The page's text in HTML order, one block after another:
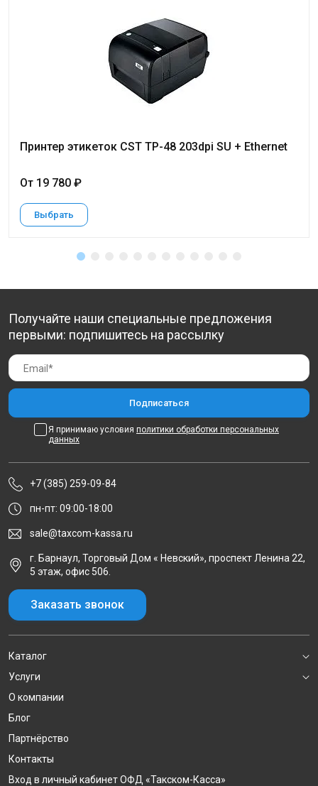
Принтер этикеток CST TP-48 203dpi SU + Ethernet
От 19 780 ₽
Выбрать
Получайте наши специальные предложения
первыми: подпишитесь на рассылку
Я принимаю условия политики обработки персональных
данных
+7 (385) 259-09-84
пн-пт: 09:00-18:00
sale@taxcom-kassa.ru
г. Барнаул, Торговый Дом « Невский», проспект Ленина 22,
5 этаж, офис 506.
Заказать звонок
Каталог
Услуги
О компании
Блог
Партнёрство
Контакты
Вход в личный кабинет ОФД «Такском-Касса»